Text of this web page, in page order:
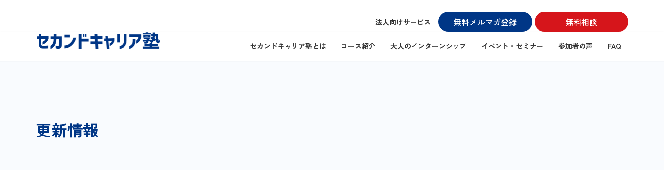
法人向けサービス 無料メルマガ登録 無料相談
セカンドキャリア塾とは コース紹介 大人のインターンシップ イベント・セミナー 参加者の声 FAQ
更新情報